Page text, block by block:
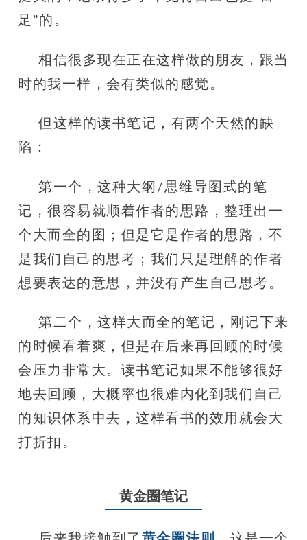
足”的。
相信很多现在正在这样做的朋友，跟当
时的我一样，会有类似的感觉。
但这样的读书笔记，有两个天然的缺
陷：
第一个，这种大纲/思维导图式的笔
记，很容易就顺着作者的思路，整理出一
个大而全的图；但是它是作者的思路，不
是我们自己的思考；我们只是理解的作者
想要表达的意思，并没有产生自己思考。
第二个，这样大而全的笔记，刚记下来
的时候看着爽，但是在后来再回顾的时候
会压力非常大。读书笔记如果不能够很好
地去回顾，大概率也很难内化到我们自己
的知识体系中去，这样看书的效用就会大
打折扣。
黄金圈笔记